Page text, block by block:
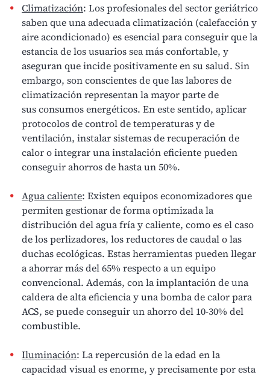
Climatización: Los profesionales del sector geriátrico
saben que una adecuada climatización (calefacción y
aire acondicionado) es esencial para conseguir que la
estancia de los usuarios sea más confortable, y
aseguran que incide positivamente en su salud. Sin
embargo, son conscientes de que las labores de
climatización representan la mayor parte de
susconsumos energéticos. En este sentido, aplicar
protocolos de control de temperaturas y de
ventilación, instalar sistemas de recuperación de
calor o integrar una instalación eficiente pueden
conseguir ahorros de hasta un 50%.
Agua caliente: Existen equipos economizadores que
permiten gestionar de forma optimizada la
distribución del agua fría y caliente, como es el caso
de los perlizadores, los reductores de caudal o las
duchas ecológicas. Estas herramientas pueden llegar
a ahorrar más del 65% respecto a un equipo
convencional. Además, con la implantación de una
caldera de alta eficienciay una bomba de calor para
ACS, se puede conseguir un ahorro del 10-30% del
combustible.
Iluminación: La repercusión de la edad en la
capacidad visual es enorme, y precisamente por esta